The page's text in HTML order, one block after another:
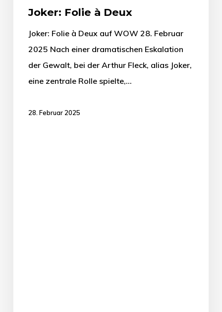
Joker: Folie à Deux
Joker: Folie à Deux auf WOW 28. Februar
2025 Nach einer dramatischen Eskalation
der Gewalt, bei der Arthur Fleck, alias Joker,
eine zentrale Rolle spielte,…
28. Februar 2025